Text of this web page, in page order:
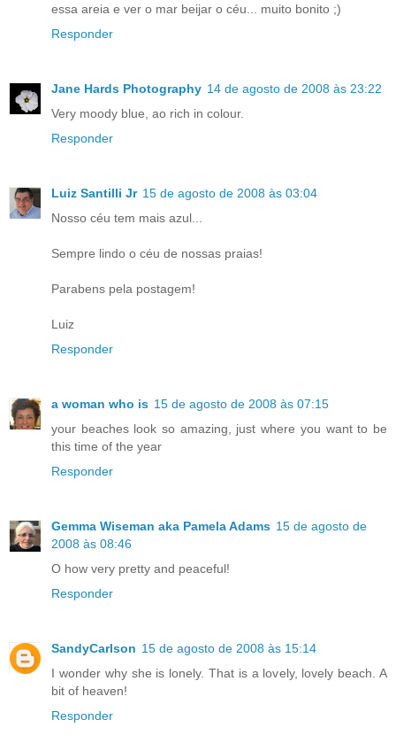
essa areia e ver o mar beijar o céu... muito bonito ;)
Responder
Jane Hards Photography 14 de agosto de 2008 às 23:22
Very moody blue, ao rich in colour.
Responder
Luiz Santilli Jr 15 de agosto de 2008 às 03:04
Nosso céu tem mais azul...
Sempre lindo o céu de nossas praias!
Parabens pela postagem!
Luiz
Responder
a woman who is 15 de agosto de 2008 às 07:15
your beaches look so amazing, just where you want to be
this time of the year
Responder
Gemma Wiseman aka Pamela Adams 15 de agosto de
2008 às 08:46
O how very pretty and peaceful!
Responder
SandyCarlson 15 de agosto de 2008 às 15:14
I wonder why she is lonely. That is a lovely, lovely beach. A
bit of heaven!
Responder